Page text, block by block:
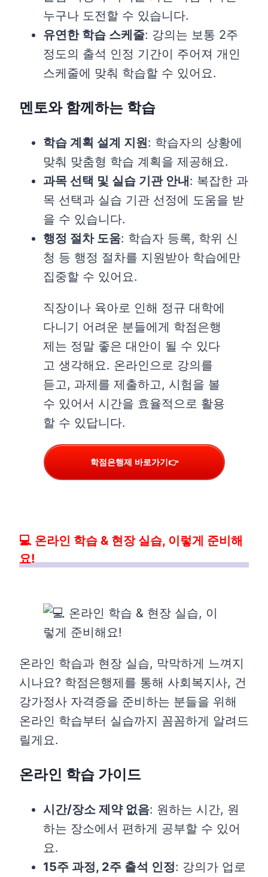
누구나 도전할 수 있습니다.
유연한 학습 스케줄: 강의는 보통 2주
정도의 출석 인정 기간이 주어져 개인
스케줄에 맞춰 학습할 수 있어요.
멘토와 함께하는 학습
학습 계획 설계 지원: 학습자의 상황에
맞춰 맞춤형 학습 계획을 제공해요.
과목 선택 및 실습 기관 안내: 복잡한 과
목 선택과 실습 기관 선정에 도움을 받
을 수 있습니다.
행정 절차 도움: 학습자 등록, 학위 신
청 등 행정 절차를 지원받아 학습에만
집중할 수 있어요.
직장이나 육아로 인해 정규 대학에
다니기 어려운 분들에게 학점은행
제는 정말 좋은 대안이 될 수 있다
고 생각해요. 온라인으로 강의를
듣고, 과제를 제출하고, 시험을 볼
수 있어서 시간을 효율적으로 활용
할 수 있답니다.
학점은행제 바로가기👉
💻 온라인 학습 & 현장 실습, 이렇게 준비해
요!
온라인 학습과 현장 실습, 막막하게 느껴지
시나요? 학점은행제를 통해 사회복지사, 건
강가정사 자격증을 준비하는 분들을 위해
온라인 학습부터 실습까지 꼼꼼하게 알려드
릴게요.
온라인 학습 가이드
시간/장소 제약 없음: 원하는 시간, 원
하는 장소에서 편하게 공부할 수 있어
요.
15주 과정, 2주 출석 인정: 강의가 업로